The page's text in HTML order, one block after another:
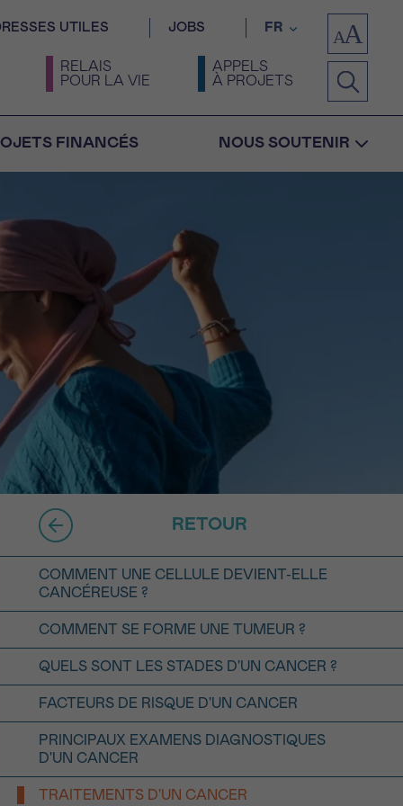
UTILES JOBS FR
RELAIS
POUR LA VIE
APPELS
À PROJETS
FINANCÉS NOUS SOUTENIR
RETOUR
COMMENT UNE CELLULE DEVIENT-ELLE
CANCÉREUSE ?
COMMENT SE FORME UNE TUMEUR ?
QUELS SONT LES STADES D'UN CANCER ?
FACTEURS DE RISQUE D'UN CANCER
PRINCIPAUX EXAMENS DIAGNOSTIQUES
D'UN CANCER
TRAITEMENTS D'UN CANCER
de
16h-18h